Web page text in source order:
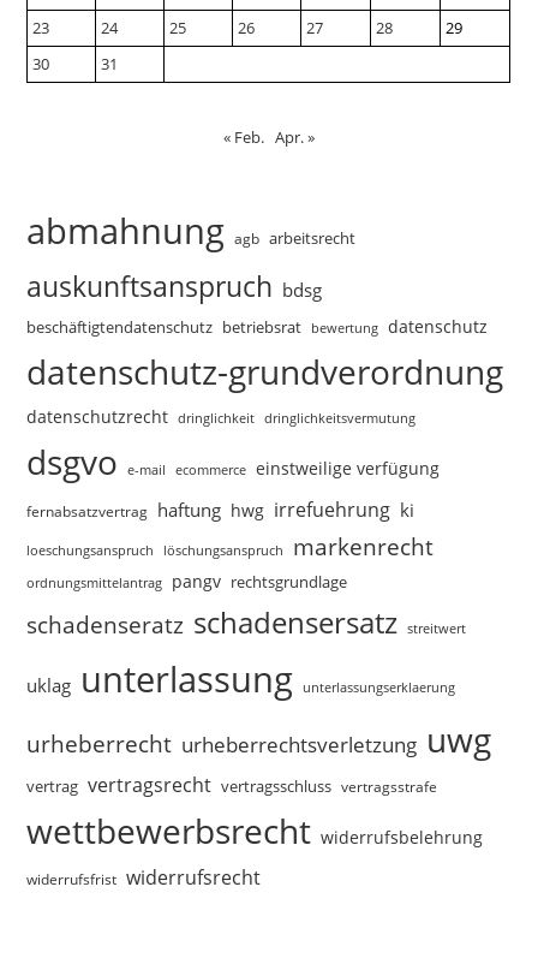
23
24 25 26 27 28
29
30
31
« Feb. Apr. »
abmahnung agb arbeitsrecht
auskunftsanspruch bdsg
beschäftigtendatenschutz betriebsrat bewertung datenschutz
datenschutz-grundverordnung
datenschutzrecht dringlichkeit dringlichkeitsvermutung
dsgvo e-mail ecommerce einstweilige verfügung
fernabsatzvertrag haftung hwg irrefuehrung ki
loeschungsanspruch löschungsanspruch markenrecht
ordnungsmittelantrag pangv rechtsgrundlage
schadenseratz schadensersatz streitwert
uklag unterlassung unterlassungserklaerung
urheberrecht urheberrechtsverletzung uwg
vertrag vertragsrecht vertragsschluss vertragsstrafe
wettbewerbsrecht widerrufsbelehrung
widerrufsfrist widerrufsrecht